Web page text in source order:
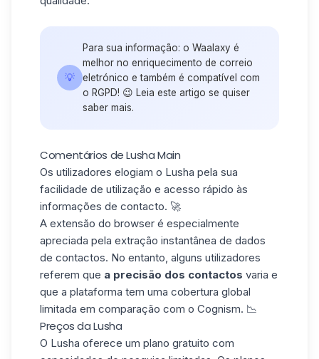
💡
Para sua informação: o Waalaxy é
melhor no enriquecimento de correio
eletrónico e também é compatível com
o RGPD! 😉 Leia este artigo se quiser
saber mais.
Comentários de Lusha Main
Os utilizadores elogiam o Lusha pela sua
facilidade de utilização e acesso rápido às
informações de contacto. 🚀
A extensão do browser é especialmente
apreciada pela extração instantânea de dados
de contactos. No entanto, alguns utilizadores
referem que a precisão dos contactos varia e
que a plataforma tem uma cobertura global
limitada em comparação com o Cognism. 📉
Preços da Lusha
O Lusha oferece um plano gratuito com